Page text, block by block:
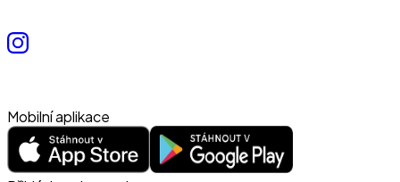
Mobilní aplikace